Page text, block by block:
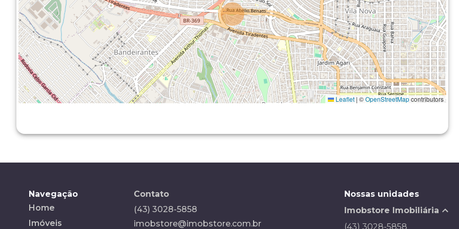
Leaflet | ©OpenStreetMapcontributors
Navegação
Home
Imóveis
Contato
(43) 3028-5858
imobstore@imobstore.com.br
Nossas unidades
Imobstore Imobiliária
(43) 3028-5858